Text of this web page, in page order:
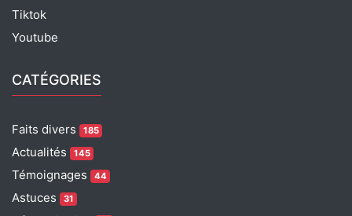
Tiktok
Youtube
CATÉGORIES
Faits divers 185
Actualités 145
Témoignages 44
Astuces 31